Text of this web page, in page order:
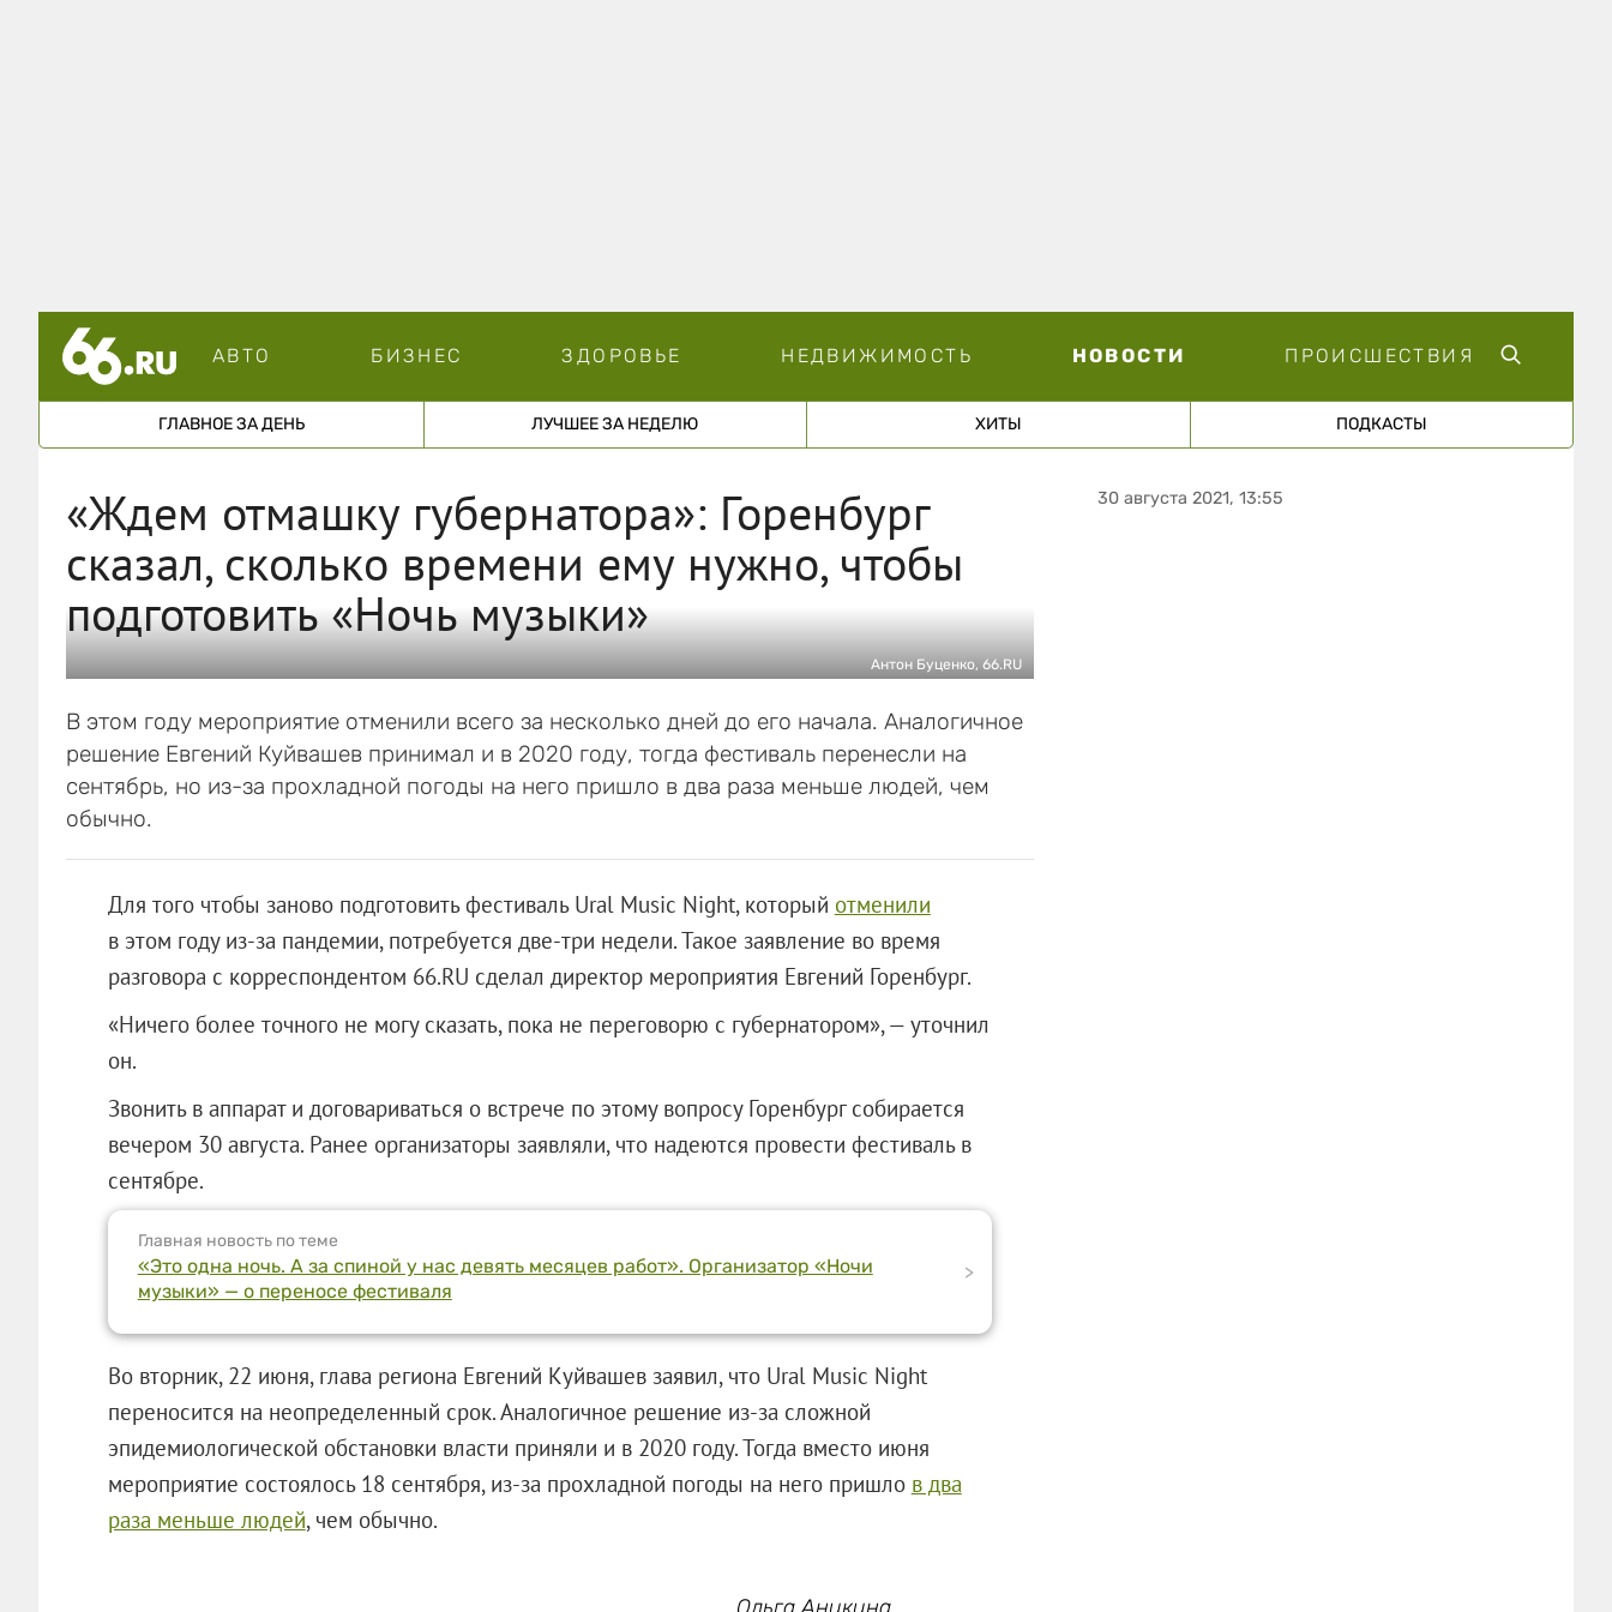
АВТО БИЗНЕС ЗДОРОВЬЕ НЕДВИЖИМОСТЬ НОВОСТИ ПРОИСШЕСТВИЯ
ГЛАВНОЕ ЗА ДЕНЬ ЛУЧШЕЕ ЗА НЕДЕЛЮ ХИТЫ ПОДКАСТЫ
«Ждем отмашку губернатора»: Горенбург
сказал, сколько времени ему нужно, чтобы
подготовить «Ночь музыки»
Антон Буценко, 66.RU
В этом году мероприятие отменили всего за несколько дней до его начала. Аналогичное
решение Евгений Куйвашев принимал и в 2020 году, тогда фестиваль перенесли на
сентябрь, но из-за прохладной погоды на него пришло в два раза меньше людей, чем
обычно.
Для того чтобы заново подготовить фестиваль Ural Music Night, который отменили
в этом году из-за пандемии, потребуется две-три недели. Такое заявление во время
разговора с корреспондентом 66.RU сделал директор мероприятия Евгений Горенбург.
«Ничего более точного не могу сказать, пока не переговорю с губернатором», — уточнил
он.
Звонить в аппарат и договариваться о встрече по этому вопросу Горенбург собирается
вечером 30 августа. Ранее организаторы заявляли, что надеются провести фестиваль в
сентябре.
Главная новость по теме
«Это одна ночь. А за спиной у нас девять месяцев работ». Организатор «Ночи
музыки» — о переносе фестиваля
>
Во вторник, 22 июня, глава региона Евгений Куйвашев заявил, что Ural Music Night
переносится на неопределенный срок. Аналогичное решение из-за сложной
эпидемиологической обстановки власти приняли и в 2020 году. Тогда вместо июня
мероприятие состоялось 18 сентября, из-за прохладной погоды на него пришло в два
раза меньше людей, чем обычно.
Ольга Аникина
30 августа 2021, 13:55